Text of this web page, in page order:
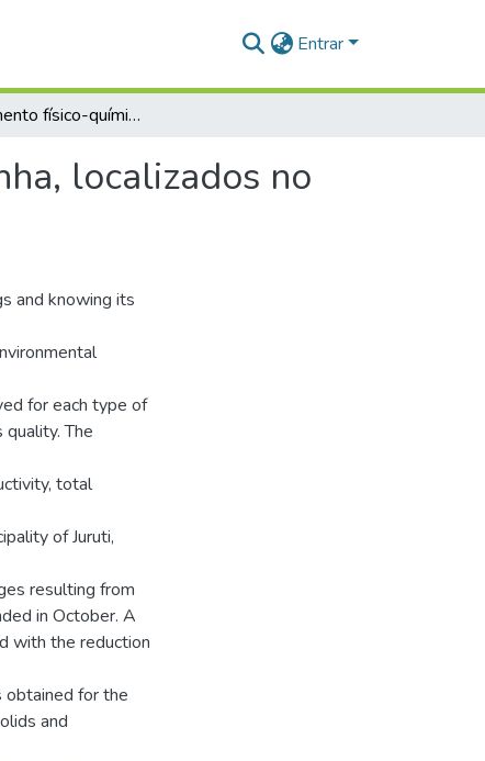
Entrar
Monitoramento físico-químico dos lagos Jará e Piranha, localizados no município de Juruti - Pará
localizados no
and knowing its
for each type of
The
total
of Juruti,
resulting from
in October. A
with the reduction
for the
and